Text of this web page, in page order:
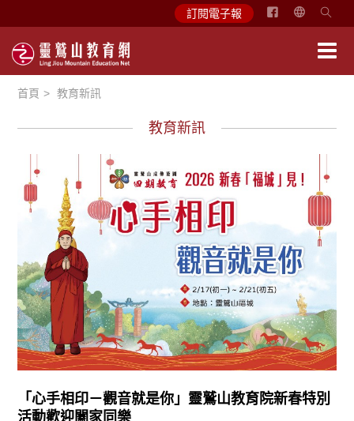
訂閱電子報
简
首頁 教育新訊
教育新訊
「心手相印－觀音就是你」靈鷲山教育院新春特別
活動歡迎闔家同樂